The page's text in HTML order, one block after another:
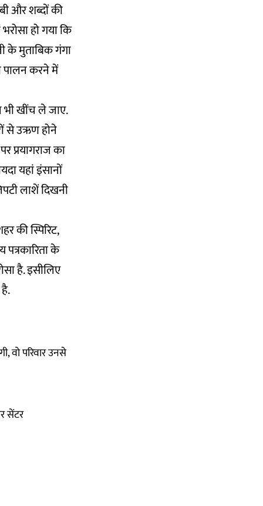
और शब्दों की
हो गया कि
के मुताबिक गंगा
पालन करने में
खींच ले जाए.
से उऋण होने
प्रयागराज का
यहां इंसानों
लाशें दिखनी
की स्पिरिट,
के
है. इसीलिए
वो परिवार उनसे
सेंटर